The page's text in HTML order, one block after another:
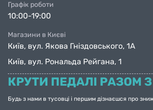
Графік роботи
10:00-19:00
Магазини в Києві
Київ, вул. Якова Гніздовського, 1А
Київ, вул. Рональда Рейгана, 1
КРУТИ ПЕДАЛІ РАЗОМ
Будь з нами в тусовці і першим дізнаєшся про